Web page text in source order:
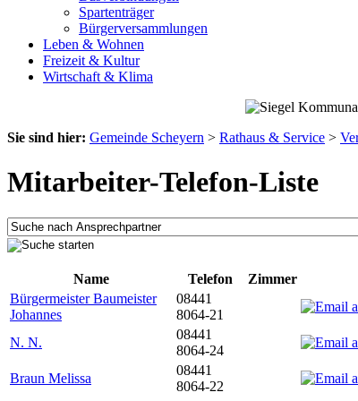
Spartenträger
Bürgerversammlungen
Leben & Wohnen
Freizeit & Kultur
Wirtschaft & Klima
Sie sind hier: Gemeinde Scheyern > Rathaus & Service >
Mitarbeiter-Telefon-Liste
Name
Telefon Zimmer
Bürgermeister Baumeister
Johannes
08441
8064-21
N. N.
08441
8064-24
Braun Melissa
08441
8064-22